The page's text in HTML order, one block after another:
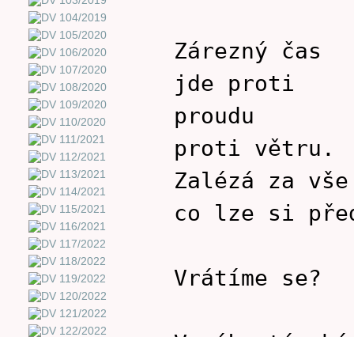
Zárezný čas
jde proti
proudu
proti větru.
Zalézá za vše
co lze si
Vrátíme se?